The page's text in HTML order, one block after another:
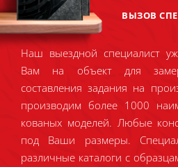
ВЫЗОВ
Наш выездной специалист
Вам на объект для
составления задания на
производим более 1000
кованых моделей. Любые
под Ваши размеры.
различные каталоги с